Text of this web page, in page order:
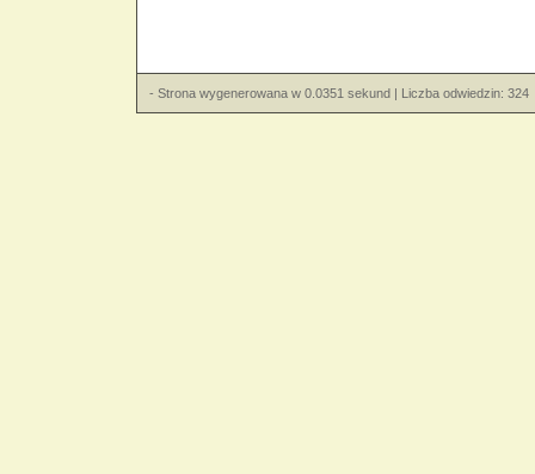
- Strona wygenerowana w 0.0351 sekund | Liczba odwiedzin: 324